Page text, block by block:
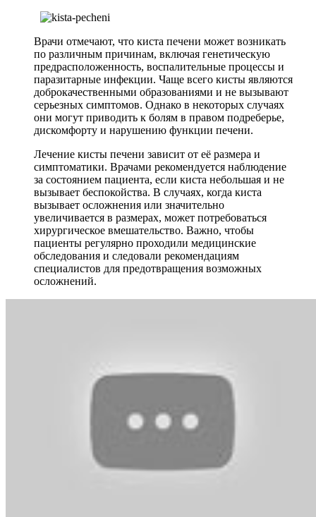
Врачи отмечают, что киста печени может возникать
по различным причинам, включая генетическую
предрасположенность, воспалительные процессы и
паразитарные инфекции. Чаще всего кисты являются
доброкачественными образованиями и не вызывают
серьезных симптомов. Однако в некоторых случаях
они могут приводить к болям в правом подреберье,
дискомфорту и нарушению функции печени.
Лечение кисты печени зависит от её размера и
симптоматики. Врачами рекомендуется наблюдение
за состоянием пациента, если киста небольшая и не
вызывает беспокойства. В случаях, когда киста
вызывает осложнения или значительно
увеличивается в размерах, может потребоваться
хирургическое вмешательство. Важно, чтобы
пациенты регулярно проходили медицинские
обследования и следовали рекомендациям
специалистов для предотвращения возможных
осложнений.